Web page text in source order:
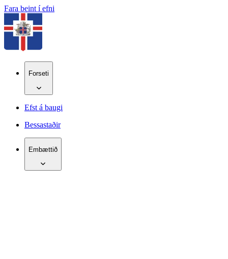
Fara beint í efni
Forseti
Efst á baugi
Bessastaðir
Embættið